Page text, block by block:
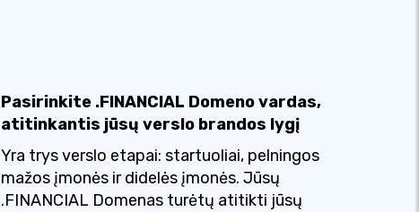
Pasirinkite .FINANCIAL Domeno vardas,
atitinkantis jūsų verslo brandos lygį
Yra trys verslo etapai: startuoliai, pelningos
mažos įmonės ir didelės įmonės. Jūsų
.FINANCIAL Domenas turėtų atitikti jūsų